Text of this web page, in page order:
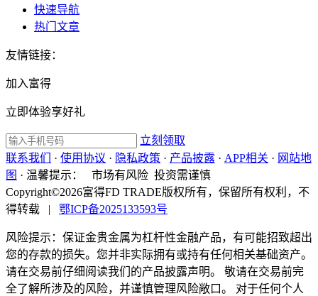
快速导航
热门文章
友情链接：
加入富得
立即体验享好礼
立刻领取
联系我们
· 使用协议 · 隐私政策 · 产品披露 · APP相关 · 网站地
图 · 温馨提示：
市场有风险 投资需谨慎
Copyright©2026富得FD TRADE版权所有，保留所有权利，不
得转载
| 鄂ICP备2025133593号
风险提示：保证金贵金属为杠杆性金融产品，有可能招致超出
您的存款的损失。您并非实际拥有或持有任何相关基础资产。
请在交易前仔细阅读我们的产品披露声明。 敬请在交易前完
全了解所涉及的风险，并谨慎管理风险敞口。 对于任何个人